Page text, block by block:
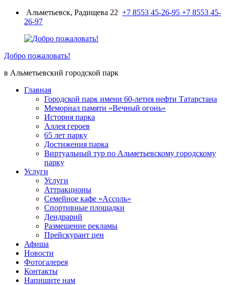
ПерейтиАльметьевск, Радищева 22 +7 8553 45-26-95 +7 8553 45-
26-97
Добро пожаловать!
в Альметьевский городской парк
Главная
Городской парк имени 60-летия нефти Татарстана
Мемориал памяти «Вечный огонь»
История парка
Аллея героев
65 лет парку
Достижения парка
Виртуальный тур по Альметьевскому городскому
парку
Услуги
Услуги
Аттракционы
Семейное кафе «Ассоль»
Спортивные площадки
Дендрарий
Размещение рекламы
Прейскурант цен
Афиша
Новости
Фотогалерея
Контакты
Напишите нам